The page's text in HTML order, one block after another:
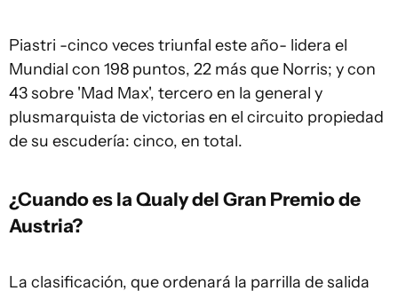
Piastri -cinco veces triunfal este año- lidera el
Mundial con 198 puntos, 22 más que Norris; y con
43 sobre 'Mad Max', tercero en la general y
plusmarquista de victorias en el circuito propiedad
de su escudería: cinco, en total.
¿Cuando es la Qualy del Gran Premio de
Austria?
La clasificación, que ordenará la parrilla de salida